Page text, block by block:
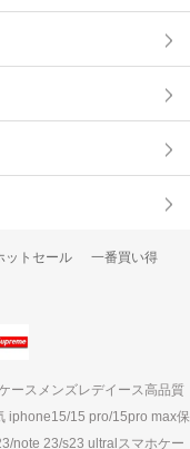
ットセール 一番買い得
ースメンズレデイース高品質
iphone15/15 pro/15pro max保
note 23/s23 ultralスマホケー